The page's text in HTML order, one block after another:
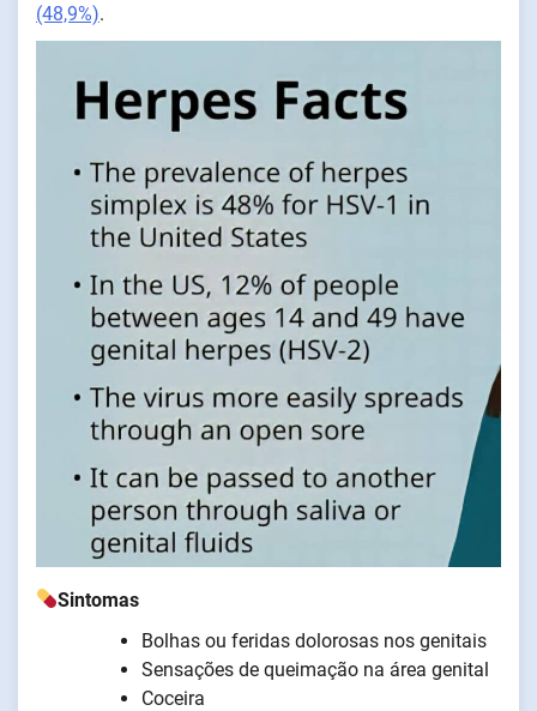
(48,9%).
Sintomas
Bolhas ou feridas dolorosas nos genitais
Sensações de queimação na área genital
Coceira